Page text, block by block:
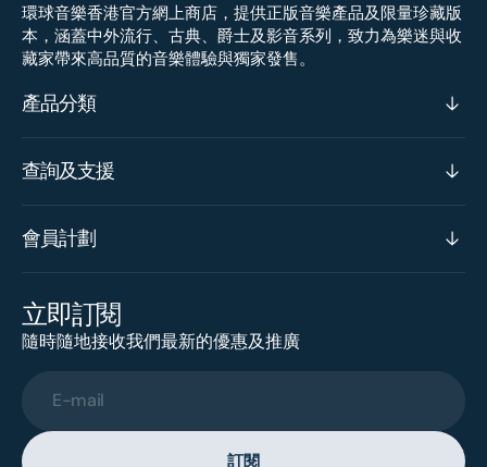
環球音樂香港官方網上商店，提供正版音樂產品及限量珍藏版
本，涵蓋中外流行、古典、爵士及影音系列，致力為樂迷與收
藏家帶來高品質的音樂體驗與獨家發售。
產品分類
查詢及支援
會員計劃
立即訂閱
隨時隨地接收我們最新的優惠及推廣
E-mail
訂閱